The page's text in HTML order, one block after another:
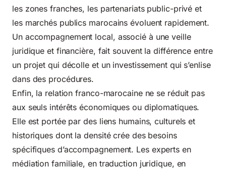
les zones franches, les partenariats public-privé et
les marchés publics marocains évoluent rapidement.
Un accompagnement local, associé à une veille
juridique et financière, fait souvent la différence entre
un projet qui décolle et un investissement qui s’enlise
dans des procédures.
Enfin, la relation franco-marocaine ne se réduit pas
aux seuls intérêts économiques ou diplomatiques.
Elle est portée par des liens humains, culturels et
historiques dont la densité crée des besoins
spécifiques d’accompagnement. Les experts en
médiation familiale, en traduction juridique, en